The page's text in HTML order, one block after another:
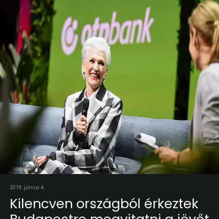
2019. június 4.
Kilencven országból érkeztek